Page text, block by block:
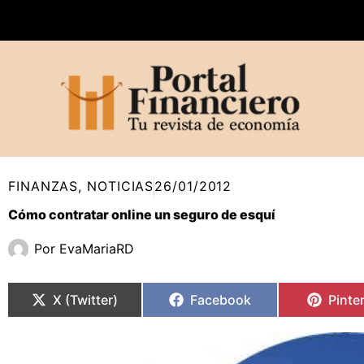
FINANZAS, NOTICIAS26/01/2012
Cómo contratar online un seguro de esquí
Por EvaMariaRD
en
X (Twitter)
en
Facebook
en
en
en
en